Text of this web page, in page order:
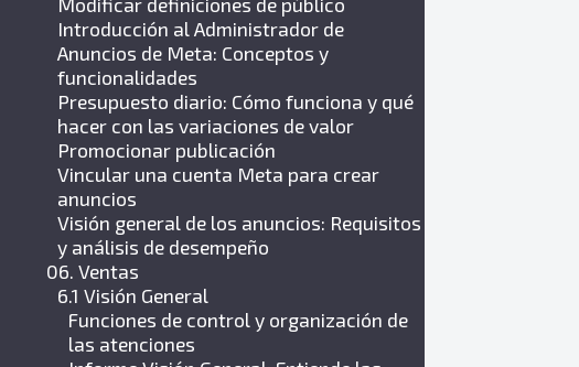
Introducción al Administrador de
Anuncios de Meta: Conceptos y
funcionalidades
Presupuesto diario: Cómo funciona y qué
hacer con las variaciones de valor
Promocionar publicación
Vincular una cuenta Meta para crear
anuncios
Visión general de los anuncios: Requisitos
y análisis de desempeño
06. Ventas
6.1 Visión General
Funciones de control y organización de
las atenciones